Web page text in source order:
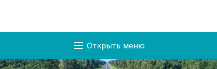
Открыть меню